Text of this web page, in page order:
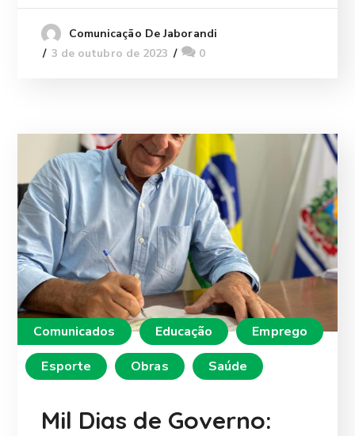
Comunicação De Jaborandi
3 de outubro de 2023
0
Comunicados Educação
Emprego
Esporte
Obras Saúde
Mil Dias de Governo: